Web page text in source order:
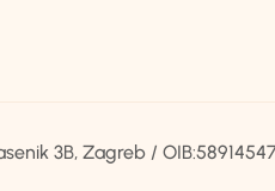
3B, Zagreb /